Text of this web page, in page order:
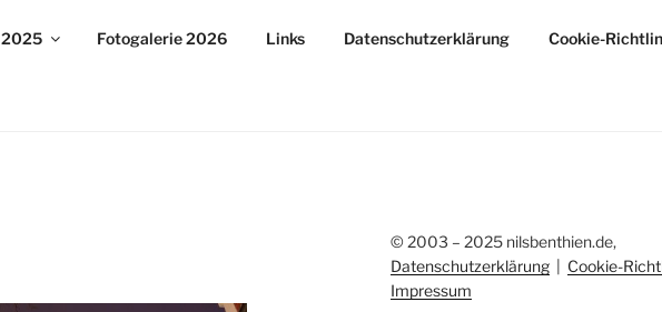
2025 Fotogalerie 2026 Links Datenschutzerklärung Cookie-
© 2003 – 2025 nilsbenthien.de,
Datenschutzerklärung| Cookie-
Impressum